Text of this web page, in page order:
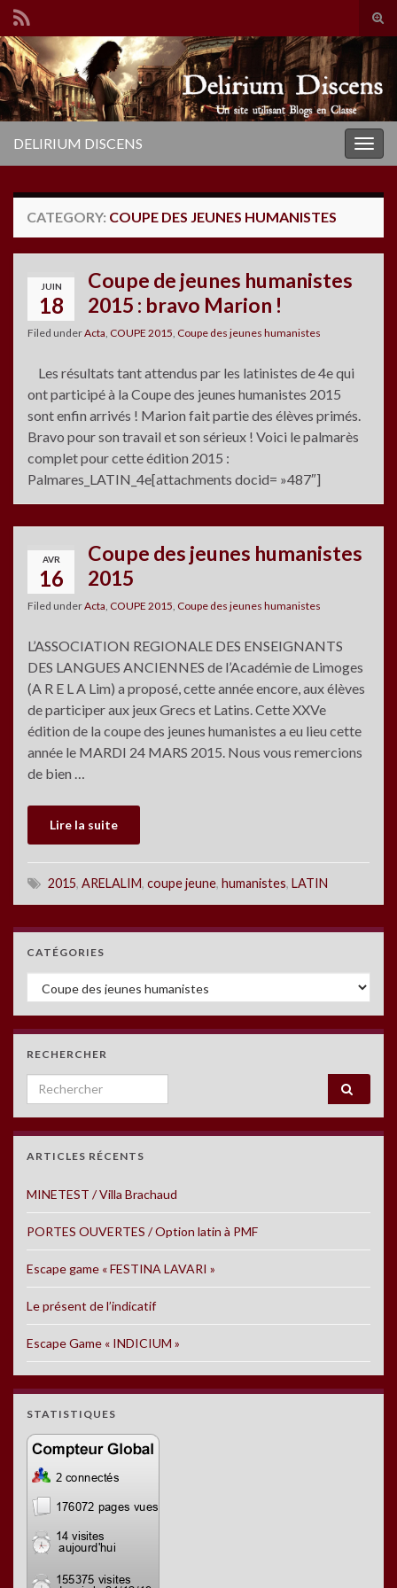
Search for:
DELIRIUM DISCENS
CATEGORY: COUPE DES JEUNES HUMANISTES
JUIN
18
Coupe de jeunes humanistes
2015 : bravo Marion !
Filed underActa COUPE 2015 Coupe des jeunes humanistes
Les résultats tant attendus par les latinistes de 4e qui
ont participé à la Coupe des jeunes humanistes 2015
sont enfin arrivés ! Marion fait partie des élèves primés.
Bravo pour son travail et son sérieux ! Voici le palmarès
complet pour cette édition 2015 :
Palmares_LATIN_4e[attachments docid= »487″]
AVR
16
Coupe des jeunes humanistes
2015
Filed underActa COUPE 2015 Coupe des jeunes humanistes
L’ASSOCIATION REGIONALE DES ENSEIGNANTS
DES LANGUES ANCIENNES de l’Académie de Limoges
(A R E L A Lim) a proposé, cette année encore, aux élèves
de participer aux jeux Grecs et Latins. Cette XXVe
édition de la coupe des jeunes humanistes a eu lieu cette
année le MARDI 24 MARS 2015. Nous vous remercions
de bien …
Lire la suite
2015, ARELALIM, coupe jeune, humanistes, LATIN
CATÉGORIES
Catégories
RECHERCHER
Search for:
ARTICLES RÉCENTS
MINETEST / Villa Brachaud
PORTES OUVERTES / Option latin à PMF
Escape game « FESTINA LAVARI »
Le présent de l’indicatif
Escape Game « INDICIUM »
STATISTIQUES